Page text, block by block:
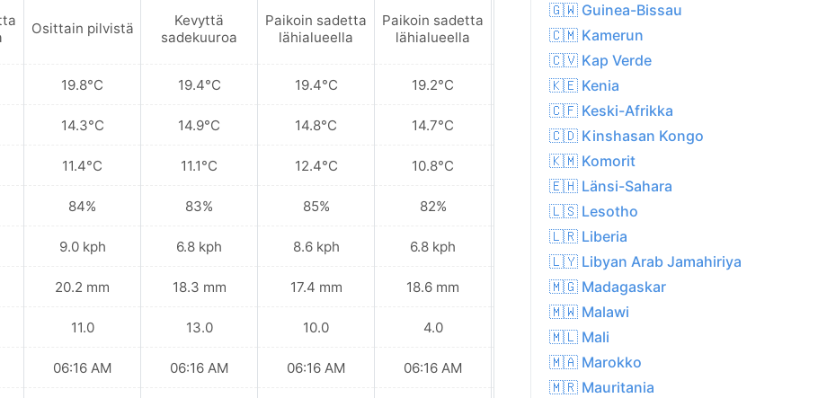
Osittain pilvistä
19.8°C
14.3°C
11.4°C
84%
9.0 kph
20.2 mm
11.0
06:16 AM
Kevyttä
sadekuuroa
19.4°C
14.9°C
11.1°C
83%
6.8 kph
18.3 mm
13.0
06:16 AM
Paikoin sadetta
lähialueella
19.4°C
14.8°C
12.4°C
85%
8.6 kph
17.4 mm
10.0
06:16 AM
Paikoin sadetta
lähialueella
19.2°C
14.7°C
10.8°C
82%
6.8 kph
18.6 mm
4.0
06:16 AM
Kevyttä
sadekuuroa
18.5°C
14.7°C
11.8°C
85%
7.2 kph
18.2 mm
4.0
06:16 AM
🇬🇼 Guinea-Bissau
🇨🇲 Kamerun
🇨🇻 Kap Verde
🇰🇪 Kenia
🇨🇫 Keski-Afrikka
🇨🇩 Kinshasan Kongo
🇰🇲 Komorit
🇪🇭 Länsi-Sahara
🇱🇸 Lesotho
🇱🇷 Liberia
🇱🇾 Libyan Arab Jamahiriya
🇲🇬 Madagaskar
🇲🇼 Malawi
🇲🇱 Mali
🇲🇦 Marokko
🇲🇷 Mauritania